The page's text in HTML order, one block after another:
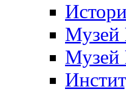
Музей
Музей